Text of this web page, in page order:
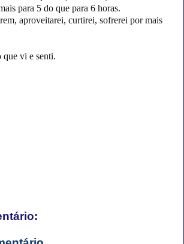
para 5 do que para 6 horas.
aproveitarei, curtirei, sofrerei por mais
vi e senti.